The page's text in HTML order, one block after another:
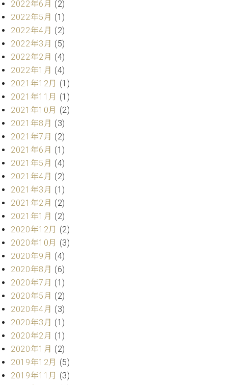
シ
ュ
タ
イ
ン
レ
ジ
デ
ン
ス
ア
ッ
ラ
イ
ト
ピ
ア
ノ
C.
ベ
ヒ
シ
ュ
タ
イ
ン
ア
カ
デ
ミ
空き
動
画
収
録
サ
ス
音
楽
教
室
ア
ノ
の
コ
ン
ル
ジ
ュ
ア
ク
ス
セン
トラ
ム東
京の
ご案
2022年6月 (2)
2022年5月 (1)
2022年4月 (2)
2022年3月 (5)
2022年2月 (4)
2022年1月 (4)
2021年12月 (1)
2021年11月 (1)
2021年10月 (2)
2021年8月 (3)
2021年7月 (2)
2021年6月 (1)
2021年5月 (4)
2021年4月 (2)
2021年3月 (1)
2021年2月 (2)
2021年1月 (2)
2020年12月 (2)
2020年10月 (3)
2020年9月 (4)
2020年8月 (6)
2020年7月 (1)
2020年5月 (2)
2020年4月 (3)
2020年3月 (1)
2020年2月 (1)
2020年1月 (2)
2019年12月 (5)
2019年11月 (3)